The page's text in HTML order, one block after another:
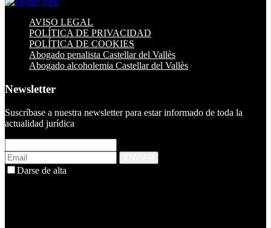
AVISO LEGAL
POLÍTICA DE PRIVACIDAD
POLÍTICA DE COOKIES
Abogado penalista Castellar del Vallès
Abogado alcoholemia Castellar del Vallès
Newsletter
Suscríbase a nuestra newsletter para estar informado de toda la
actualidad jurídica
Darse de alta